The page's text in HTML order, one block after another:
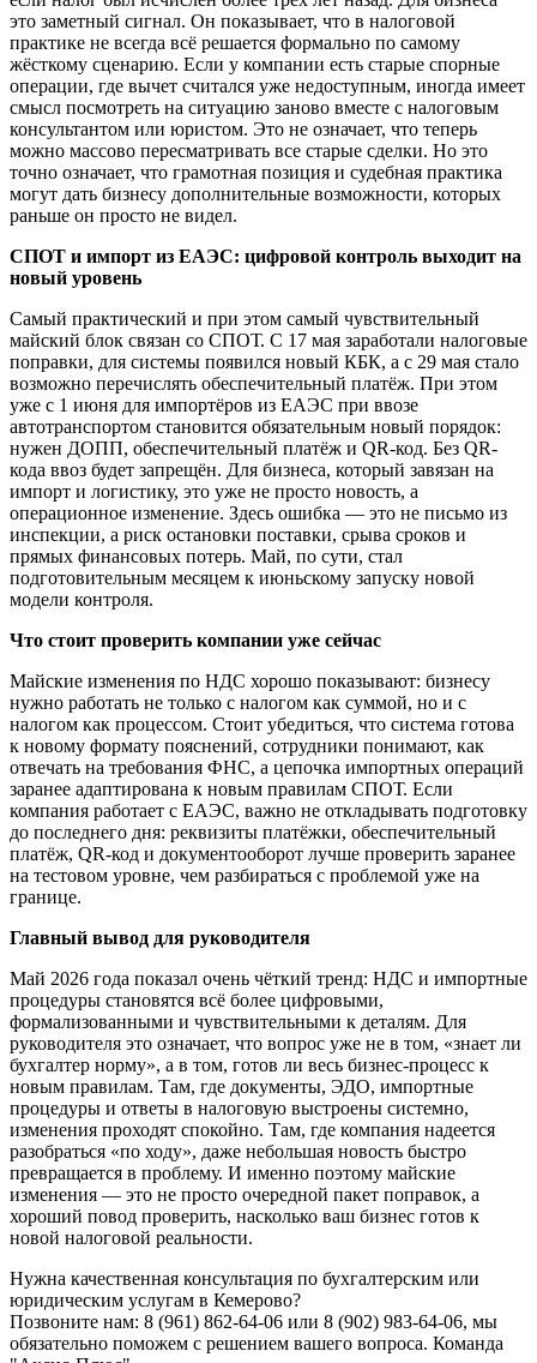
это заметный сигнал. Он показывает, что в налоговой
практике не всегда всё решается формально по самому
жёсткому сценарию. Если у компании есть старые спорные
операции, где вычет считался уже недоступным, иногда имеет
смысл посмотреть на ситуацию заново вместе с налоговым
консультантом или юристом. Это не означает, что теперь
можно массово пересматривать все старые сделки. Но это
точно означает, что грамотная позиция и судебная практика
могут дать бизнесу дополнительные возможности, которых
раньше он просто не видел.
СПОТ и импорт из ЕАЭС: цифровой контроль выходит на
новый уровень
Самый практический и при этом самый чувствительный
майский блок связан со СПОТ. С 17 мая заработали налоговые
поправки, для системы появился новый КБК, а с 29 мая стало
возможно перечислять обеспечительный платёж. При этом
уже с 1 июня для импортёров из ЕАЭС при ввозе
автотранспортом становится обязательным новый порядок:
нужен ДОПП, обеспечительный платёж и QR-код. Без QR-
кода ввоз будет запрещён. Для бизнеса, который завязан на
импорт и логистику, это уже не просто новость, а
операционное изменение. Здесь ошибка — это не письмо из
инспекции, а риск остановки поставки, срыва сроков и
прямых финансовых потерь. Май, по сути, стал
подготовительным месяцем к июньскому запуску новой
модели контроля.
Что стоит проверить компании уже сейчас
Майские изменения по НДС хорошо показывают: бизнесу
нужно работать не только с налогом как суммой, но и с
налогом как процессом. Стоит убедиться, что система готова
к новому формату пояснений, сотрудники понимают, как
отвечать на требования ФНС, а цепочка импортных операций
заранее адаптирована к новым правилам СПОТ. Если
компания работает с ЕАЭС, важно не откладывать подготовку
до последнего дня: реквизиты платёжки, обеспечительный
платёж, QR-код и документооборот лучше проверить заранее
на тестовом уровне, чем разбираться с проблемой уже на
границе.
Главный вывод для руководителя
Май 2026 года показал очень чёткий тренд: НДС и импортные
процедуры становятся всё более цифровыми,
формализованными и чувствительными к деталям. Для
руководителя это означает, что вопрос уже не в том, «знает ли
бухгалтер норму», а в том, готов ли весь бизнес-процесс к
новым правилам. Там, где документы, ЭДО, импортные
процедуры и ответы в налоговую выстроены системно,
изменения проходят спокойно. Там, где компания надеется
разобраться «по ходу», даже небольшая новость быстро
превращается в проблему. И именно поэтому майские
изменения — это не просто очередной пакет поправок, а
хороший повод проверить, насколько ваш бизнес готов к
новой налоговой реальности.
Нужна качественная консультация по бухгалтерским или
юридическим услугам в Кемерово?
Позвоните нам: 8 (961) 862-64-06 или 8 (902) 983-64-06, мы
обязательно поможем с решением вашего вопроса. Команда